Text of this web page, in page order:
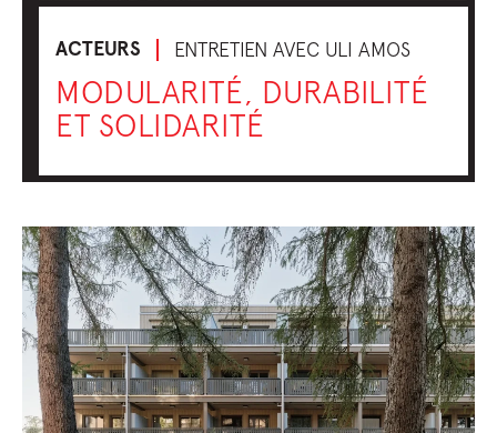
ACTEURS ENTRETIEN AVEC ULI AMOS
MODULARITÉ, DURABILITÉ
ET SOLIDARITÉ